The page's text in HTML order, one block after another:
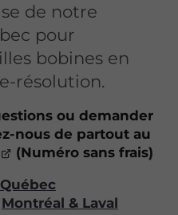
de notre
pour
bobines en
résolution.
ou demander
nous de partout au
(Numéro sans frais)
Québec
Montréal & Laval